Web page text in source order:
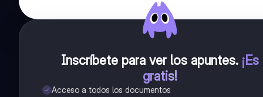
Inscríbete para ver los apuntes. ¡Es
gratis!
Acceso a todos los documentos